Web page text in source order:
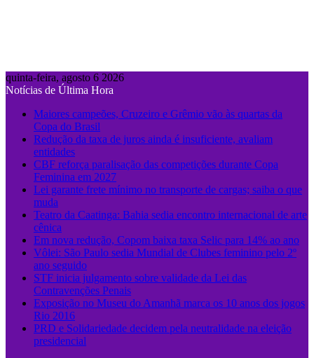
quinta-feira, agosto 6 2026
Notícias de Última Hora
Maiores campeões, Cruzeiro e Grêmio vão às quartas da
Copa do Brasil
Redução da taxa de juros ainda é insuficiente, avaliam
entidades
CBF reforça paralisação das competições durante Copa
Feminina em 2027
Lei garante frete mínimo no transporte de cargas; saiba o que
muda
Teatro da Caatinga: Bahia sedia encontro internacional de arte
cênica
Em nova redução, Copom baixa taxa Selic para 14% ao ano
Vôlei: São Paulo sedia Mundial de Clubes feminino pelo 2º
ano seguido
STF inicia julgamento sobre validade da Lei das
Contravenções Penais
Exposição no Museu do Amanhã marca os 10 anos dos jogos
Rio 2016
PRD e Solidariedade decidem pela neutralidade na eleição
presidencial